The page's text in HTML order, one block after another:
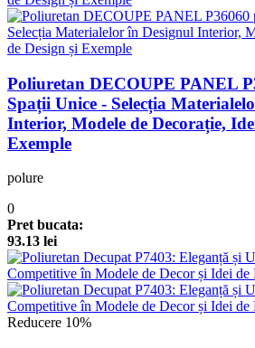
Poliuretan DECOUPE PANEL
Spații Unice - Selecția
Interior, Modele de Decorație,
Exemple
polure
0
Pret bucata:
93.13 lei
Reducere 10%